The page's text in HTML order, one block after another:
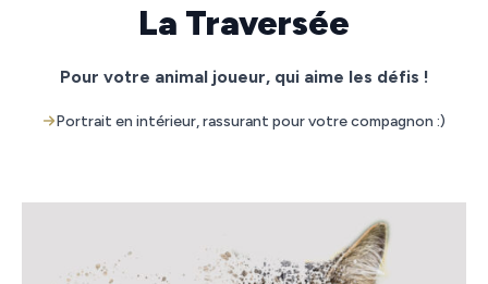
La Traversée
Pour votre animal joueur, qui aime les défis !
Portrait en intérieur, rassurant pour votre compagnon :)